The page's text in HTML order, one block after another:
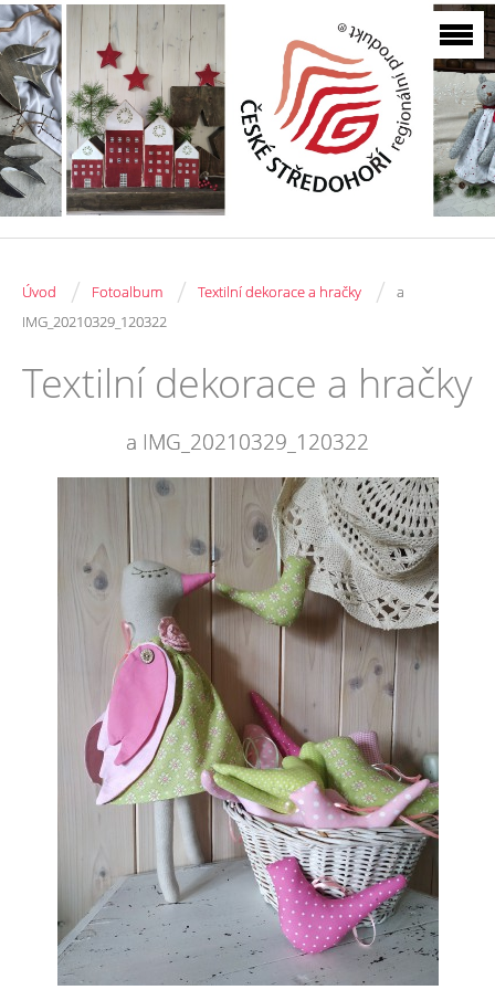
Úvod / Fotoalbum / Textilní dekorace a hračky /
a
IMG_20210329_120322
Textilní dekorace a hračky
a IMG_20210329_120322